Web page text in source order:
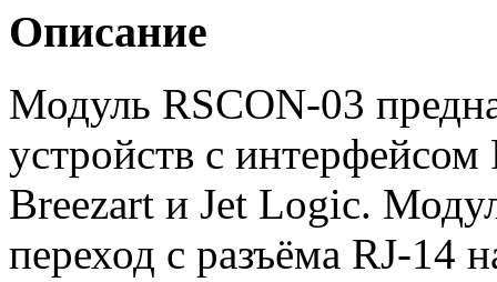
Описание
Модуль RSCON-03
устройств с
Breezart и Jet Logic.
переход с разъёма RJ-14